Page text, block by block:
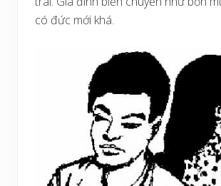
có đức mới khá.